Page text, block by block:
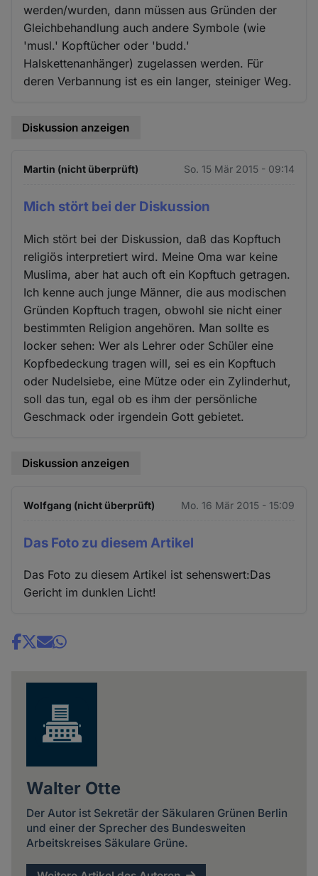
werden/wurden, dann müssen aus Gründen der
Gleichbehandlung auch andere Symbole (wie
'musl.' Kopftücher oder 'budd.'
Halskettenanhänger) zugelassen werden. Für
deren Verbannung ist es ein langer, steiniger Weg.
Diskussion anzeigen
Martin (nicht überprüft) So. 15 Mär 2015 - 09:14
Mich stört bei der Diskussion
Mich stört bei der Diskussion, daß das Kopftuch
religiös interpretiert wird. Meine Oma war keine
Muslima, aber hat auch oft ein Kopftuch getragen.
Ich kenne auch junge Männer, die aus modischen
Gründen Kopftuch tragen, obwohl sie nicht einer
bestimmten Religion angehören. Man sollte es
locker sehen: Wer als Lehrer oder Schüler eine
Kopfbedeckung tragen will, sei es ein Kopftuch
oder Nudelsiebe, eine Mütze oder ein Zylinderhut,
soll das tun, egal ob es ihm der persönliche
Geschmack oder irgendein Gott gebietet.
Diskussion anzeigen
Wolfgang (nicht überprüft) Mo. 16 Mär 2015 - 15:09
Das Foto zu diesem Artikel
Das Foto zu diesem Artikel ist sehenswert:Das
Gericht im dunklen Licht!
Share
Walter Otte
Der Autor ist Sekretär der Säkularen Grünen Berlin
und einer der Sprecher des Bundesweiten
Arbeitskreises Säkulare Grüne.